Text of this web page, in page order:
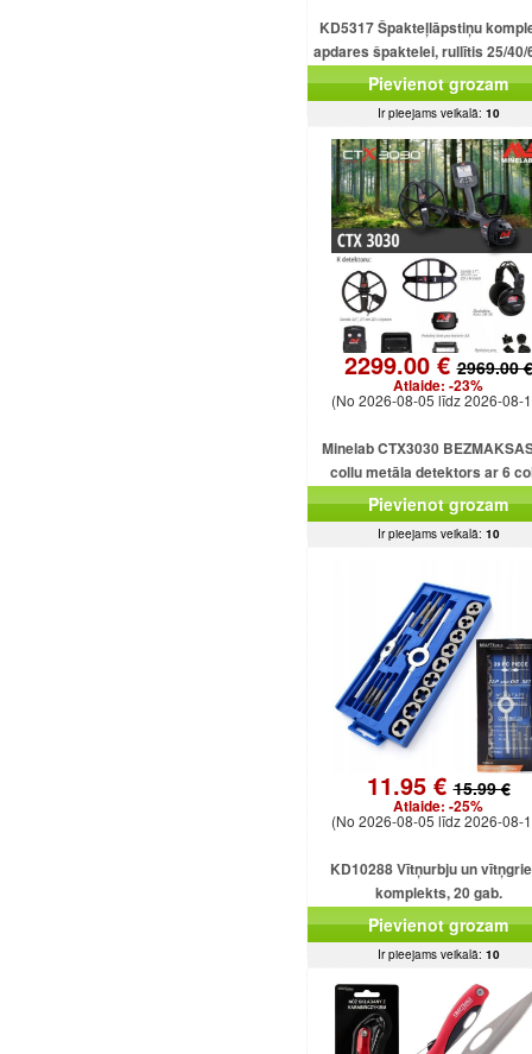
KD5317 Špakteļlāpstiņu
apdares špaktelei, rullītis 25/40/
cm.
Pievienot grozam
Ir pieejams veikalā: 10
2299.00 €2969.00 €
Atlaide: -23%
(No 2026-08-05 līdz 2026-08-
Minelab CTX3030
collu metāla detektors ar 6
dubultdimensiju spolēm
Pievienot grozam
Ir pieejams veikalā: 10
11.95 €15.99 €
Atlaide: -25%
(No 2026-08-05 līdz 2026-08-
KD10288 Vītņurbju un
komplekts, 20 gab.
Pievienot grozam
Ir pieejams veikalā: 10